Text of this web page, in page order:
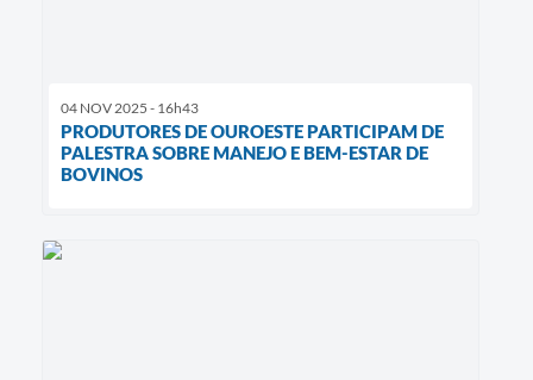
04 NOV 2025 - 16h43
PRODUTORES DE OUROESTE PARTICIPAM DE
PALESTRA SOBRE MANEJO E BEM-ESTAR DE
BOVINOS